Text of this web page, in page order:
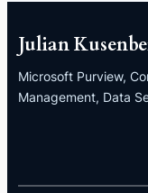
Julian
Microsoft Purview,
Management, Data